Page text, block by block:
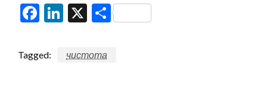
Facebook
LinkedIn
X Share
Tagged: чистота